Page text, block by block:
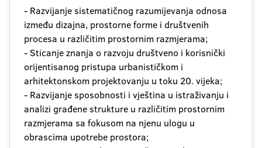
- Razvijanje sistematičnog razumijevanja odnosa
između dizajna, prostorne forme i društvenih
procesa u različitim prostornim razmjerama;
- Sticanje znanja o razvoju društveno i korisnički
orijentisanog pristupa urbanističkom i
arhitektonskom projektovanju u toku 20. vijeka;
- Razvijanje sposobnosti i vještina u istraživanju i
analizi građene strukture u različitim prostornim
razmjerama sa fokusom na njenu ulogu u
obrascima upotrebe prostora;